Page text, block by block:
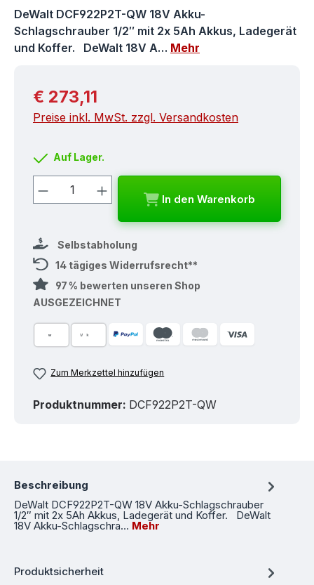
DeWalt DCF922P2T-QW 18V Akku-
Schlagschrauber 1/2″ mit 2x 5Ah Akkus, Ladegerät
und Koffer. DeWalt 18V A… Mehr
Regulärer Preis:
€ 273,11
Preise inkl. MwSt. zzgl. Versandkosten
Auf Lager.
Produkt Anzahl: Gib den
In den Warenkorb
Selbstabholung
14 tägiges Widerrufsrecht**
97 % bewerten unseren Shop
AUSGEZEICHNET
Zum Merkzettel hinzufügen
Produktnummer: DCF922P2T-QW
Beschreibung
DeWalt DCF922P2T-QW 18V Akku-Schlagschrauber
1/2″ mit 2x 5Ah Akkus, Ladegerät und Koffer. DeWalt
18V Akku-Schlagschra… Mehr
Produktsicherheit